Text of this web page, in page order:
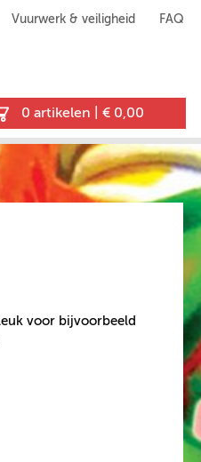
Vuurwerk & veiligheid FAQ
0 artikelen € 0,00
voor bijvoorbeeld